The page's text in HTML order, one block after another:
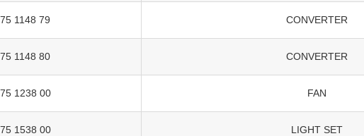
1148 79 CONVERTER
1148 80 CONVERTER
1238 00 FAN
1538 00 LIGHT SET